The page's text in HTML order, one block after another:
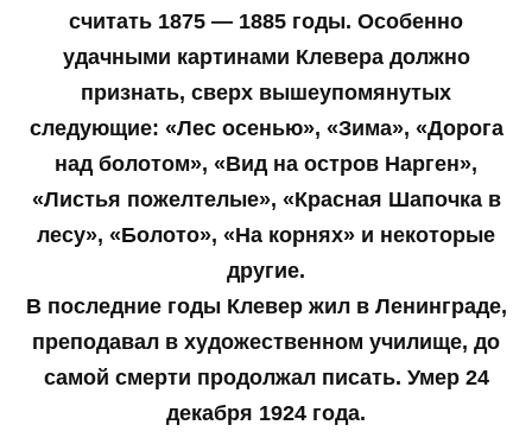
считать 1875 — 1885 годы. Особенно
удачными картинами Клевера должно
признать, сверх вышеупомянутых
следующие: «Лес осенью», «Зима», «Дорога
над болотом», «Вид на остров Нарген»,
«Листья пожелтелые», «Красная Шапочка в
лесу», «Болото», «На корнях» и некоторые
другие.
В последние годы Клевер жил в Ленинграде,
преподавал в художественном училище, до
самой смерти продолжал писать. Умер 24
декабря 1924 года.